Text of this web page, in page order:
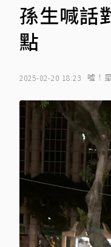
孫生喊話
點
2025-02-20 18:23 噓！